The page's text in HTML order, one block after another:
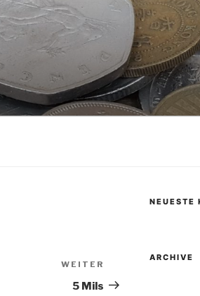
Beitrag
WEITER
5 Mils
NEUESTE
ARCHIVE